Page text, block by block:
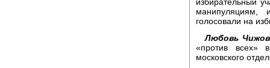
манипуляциям,
голосовали на
Любовь
«против всех»
московского